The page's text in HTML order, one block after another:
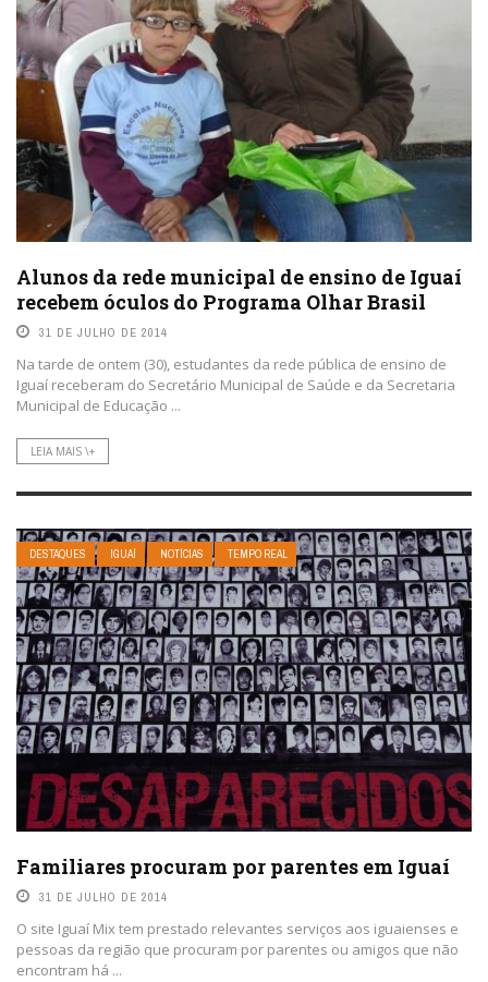
Alunos da rede municipal de ensino de Iguaí
recebem óculos do Programa Olhar Brasil
31 DE JULHO DE 2014
Na tarde de ontem (30), estudantes da rede pública de ensino de
Iguaí receberam do Secretário Municipal de Saúde e da Secretaria
Municipal de Educação ...
LEIA MAIS \+
DESTAQUES IGUAÍ NOTÍCIAS TEMPO REAL
Familiares procuram por parentes em Iguaí
31 DE JULHO DE 2014
O site Iguaí Mix tem prestado relevantes serviços aos iguaienses e
pessoas da região que procuram por parentes ou amigos que não
encontram há ...